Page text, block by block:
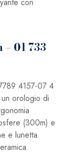
01 733
4157-07 4
orologio di
(300m) e
e lunetta